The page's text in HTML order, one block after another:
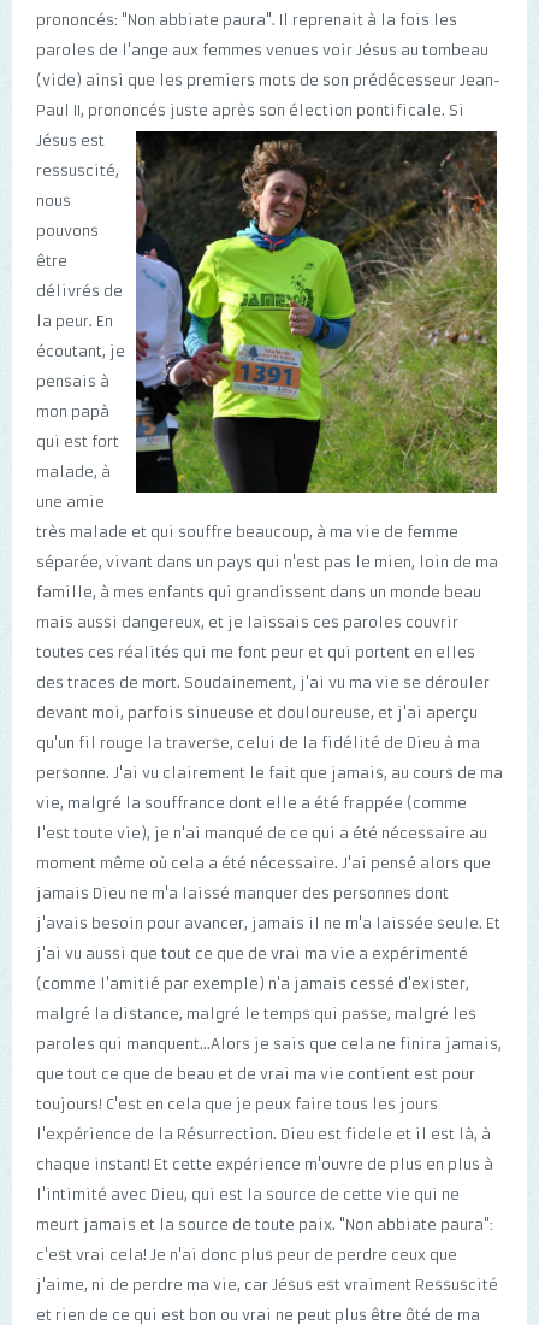
prononcés: "Non abbiate paura". Il reprenait à la fois les
paroles de l'ange aux femmes venues voir Jésus au tombeau
(vide) ainsi que les premiers mots de son prédécesseur Jean-
Paul II, prononcés juste après son élection pontifical e. Si
Jésus est
ressuscité,
nous
pouvons
être
délivrés de
la peur. En
écoutant, je
pensais à
mon papà
qui est fort
malade, à
une amie
très malade et qui souffre beaucoup, à ma vie de femme
séparée, vivant dans un pays qui n'est pas le mien, loin de ma
famille, à mes enfants qui grandissent dans un monde beau
mais aussi dangereux, et je laissais ces paroles couvrir
toutes ces réalités qui me font peur et qui portent en elles
des traces de mort. Soudainement, j'ai vu ma vie se dérouler
devant moi, parfois sinueuse et douloureuse, et j'ai aperçu
qu'un fil rouge la traverse, celui de la fidélité de Dieu à ma
personne. J'ai vu clairement le fait que jamais, au cours de ma
vie, malgré la souffrance dont elle a été frappée (comme
l'est toute vie), je n'ai manqué de ce qui a été nécessaire au
moment même où cela a été nécessaire. J'ai pensé alors que
jamais Dieu ne m'a laissé manquer des personnes dont
j'avais besoin pour avancer, jamais il ne m'a laissée seule. Et
j'ai vu aussi que tout ce que de vrai ma vie a expérimenté
(comme l'amitié par exemple) n'a jamais cessé d'exister,
malgré la distance, malgré le temps qui passe, malgré les
paroles qui manquent...Alors je sais que cela ne finira jamais,
que tout ce que de beau et de vrai ma vie contient est pour
toujours! C'est en cela que je peux faire tous les jours
l'expérience de la Résurrection. Dieu est fidele et il est là, à
chaque instant! Et cette expérience m'ouvre de plus en plus à
l'intimité avec Dieu, qui est la source de cette vie qui ne
meurt jamais et la source de toute paix. "Non abbiate paura":
c'est vrai cela! Je n'ai donc plus peur de perdre ceux que
j'aime, ni de perdre ma vie, car Jésus est vraiment Ressuscité
et rien de ce qui est bon ou vrai ne peut plus être ôté de ma